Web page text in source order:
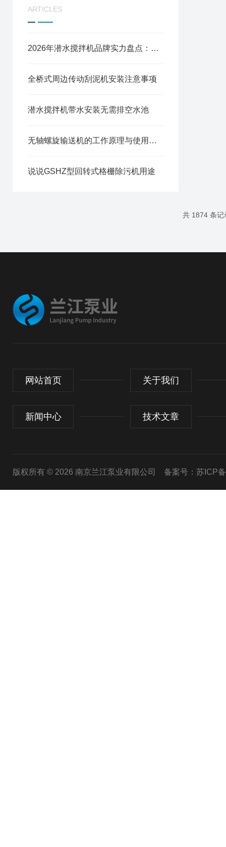
ARTICLES
2026年潜水搅拌机品牌实力盘点：从源头工厂到污水场景选型全指南
全桥式周边传动刮泥机安装注意事项
潜水搅拌机带水安装无需排空水池
无轴螺旋输送机的工作原理与使用注意事项
说说GSHZ型回转式格栅除污机用途
共 1874 条
网站首页 关于我们
新闻中心 技术文章
版权所有 © 2026 南京兰江泵业有限公司 备案号：苏ICP